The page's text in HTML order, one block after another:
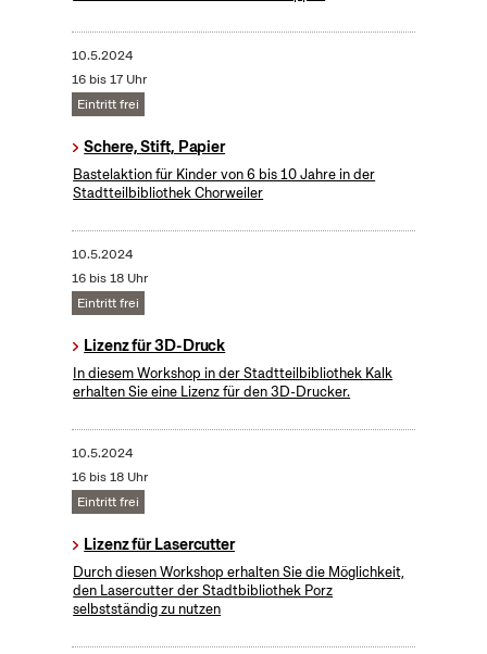
10.5.2024
16 bis 17 Uhr
Eintritt frei
Schere, Stift, Papier
Bastelaktion für Kinder von 6 bis 10 Jahre in der
Stadtteilbibliothek Chorweiler
10.5.2024
16 bis 18 Uhr
Eintritt frei
Lizenz für 3D-Druck
In diesem Workshop in der Stadtteilbibliothek Kalk
erhalten Sie eine Lizenz für den 3D-Drucker.
10.5.2024
16 bis 18 Uhr
Eintritt frei
Lizenz für Lasercutter
Durch diesen Workshop erhalten Sie die Möglichkeit,
den Lasercutter der Stadtbibliothek Porz
selbstständig zu nutzen